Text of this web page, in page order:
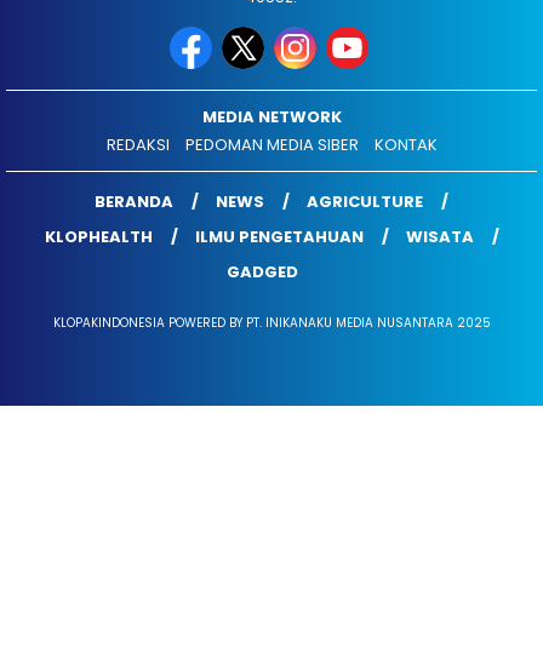
MEDIA NETWORK
REDAKSI
PEDOMAN MEDIA SIBER KONTAK
BERANDA NEWS
AGRICULTURE
KLOPHEALTH
ILMU PENGETAHUAN
WISATA
GADGED
KLOPAKINDONESIA POWERED BY PT. INIKANAKU MEDIA NUSANTARA 2025